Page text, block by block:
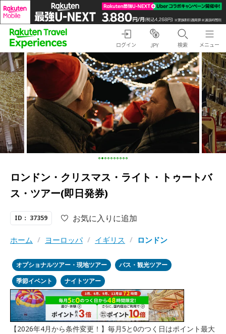
ログイン JPY 検索 メニュー
ロンドン・クリスマス・ライト・トゥートバ
ス・ツアー(即日発券)
ID： 37359 お気に入りに追加
ホーム / ヨーロッパ / イギリス / ロンドン
オプショナルツアー・現地ツアー
バス・観光ツアー
季節イベント
ナイトツアー
【2026年4月から条件変更！】毎月5と0のつく日はポイント最大